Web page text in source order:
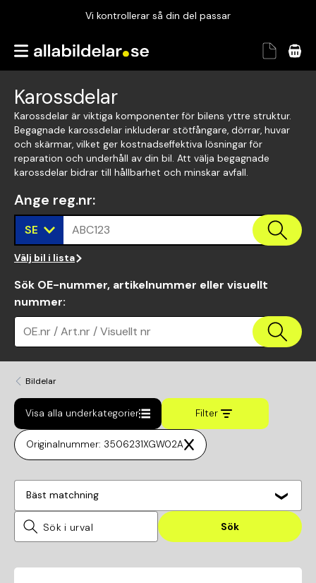
Vi kontrollerar så din del passar
Garanterad passform
Karossdelar
Karossdelar är viktiga komponenter för bilens yttre struktur.
Begagnade karossdelar inkluderar stötfångare, dörrar, huvar
och skärmar, vilket ger kostnadseffektiva lösningar för
reparation och underhåll av din bil. Att välja begagnade
karossdelar bidrar till hållbarhet och minskar avfall.
Ange reg.nr:
SE ABC123
Välj bil i lista
Sök OE-nummer, artikelnummer eller visuellt
nummer:
OE.nr / Art.nr / Visuellt nr
Bildelar
Visa alla underkategorier Filter
Originalnummer: 3506231XGW02A
Bäst matchning
Sök